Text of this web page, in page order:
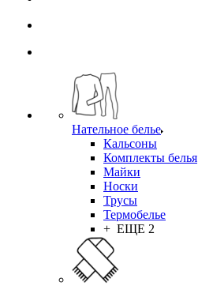
Нательное белье
Кальсоны
Комплекты белья
Майки
Носки
Трусы
Термобелье
+ ЕЩЕ 2